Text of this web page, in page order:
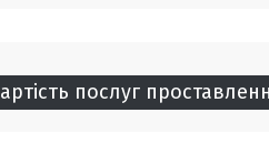
послуг